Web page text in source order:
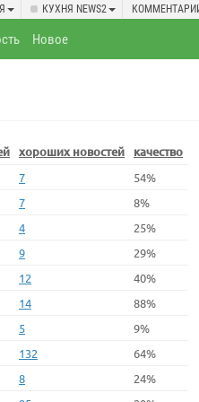
КУХНЯ NEWS2
Новое
хороших новостей качество
7
54%
7
8%
4
25%
9
29%
12
40%
14
88%
5
9%
132
64%
8
24%